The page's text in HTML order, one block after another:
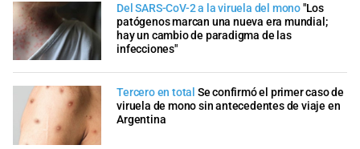
Del SARS-CoV-2 a la viruela del mono"Los
patógenos marcan una nueva era mundial;
hay un cambio de paradigma de las
infecciones"
Tercero en total Se confirmó el primer caso de
viruela de mono sin antecedentes de viaje en
Argentina